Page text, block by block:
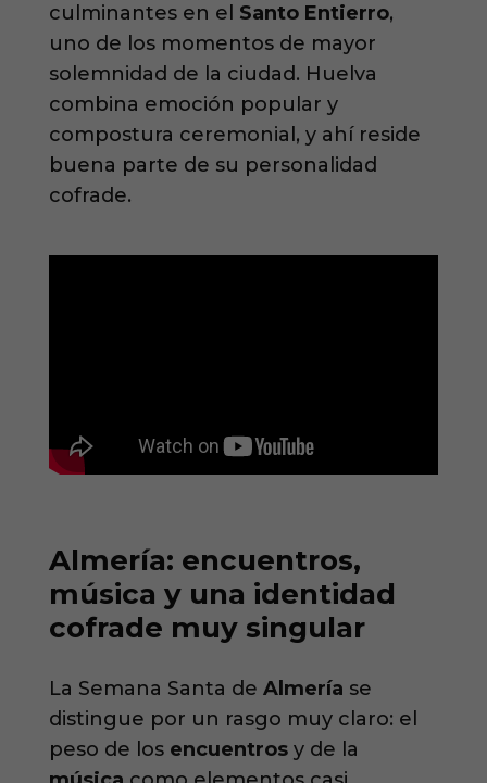
culminantes en el Santo Entierro,
uno de los momentos de mayor
solemnidad de la ciudad. Huelva
combina emoción popular y
compostura ceremonial, y ahí reside
buena parte de su personalidad
cofrade.
Almería: encuentros,
música y una identidad
cofrade muy singular
La Semana Santa de Almería se
distingue por un rasgo muy claro: el
peso de los encuentrosy de la